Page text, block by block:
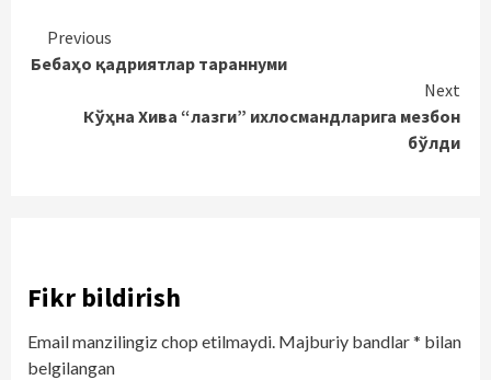
Continue
Reading
Previous
Бебаҳо қадриятлар тараннуми
Next
Кўҳна Хива “лазги” ихлосмандларига мезбон
бўлди
Fikr bildirish
Email manzilingiz chop etilmaydi. Majburiy bandlar* bilan
belgilangan